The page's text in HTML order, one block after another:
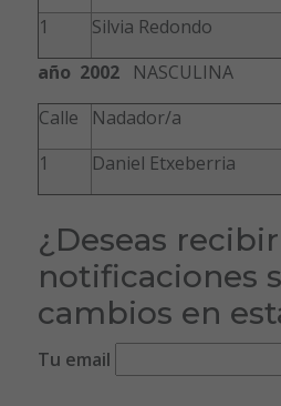
1
Silvia Redondo
año 2002NASCULINA
Calle
Nadador/a
1
Daniel Etxeberria
¿Deseas recibir
notificaciones
cambios en
Tu email